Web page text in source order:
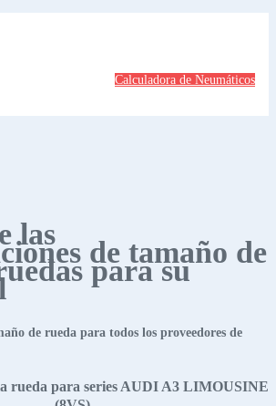
Calculadora de Neumáticos
las
de tamaño de
para su
de rueda para todos los proveedores de
rueda para series AUDI A3 LIMOUSINE